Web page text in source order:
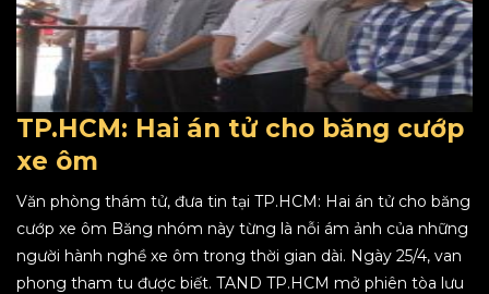
TP.HCM: Hai án tử cho băng cướp
xe ôm
Văn phòng thám tử, đưa tin tại TP.HCM: Hai án tử cho băng
cướp xe ôm Băng nhóm này từng là nỗi ám ảnh của những
người hành nghề xe ôm trong thời gian dài. Ngày 25/4, van
phong tham tu được biết. TAND TP.HCM mở phiên tòa lưu